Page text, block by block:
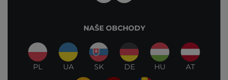
NAŠE OBCHODY
PL UA SK DE HU AT